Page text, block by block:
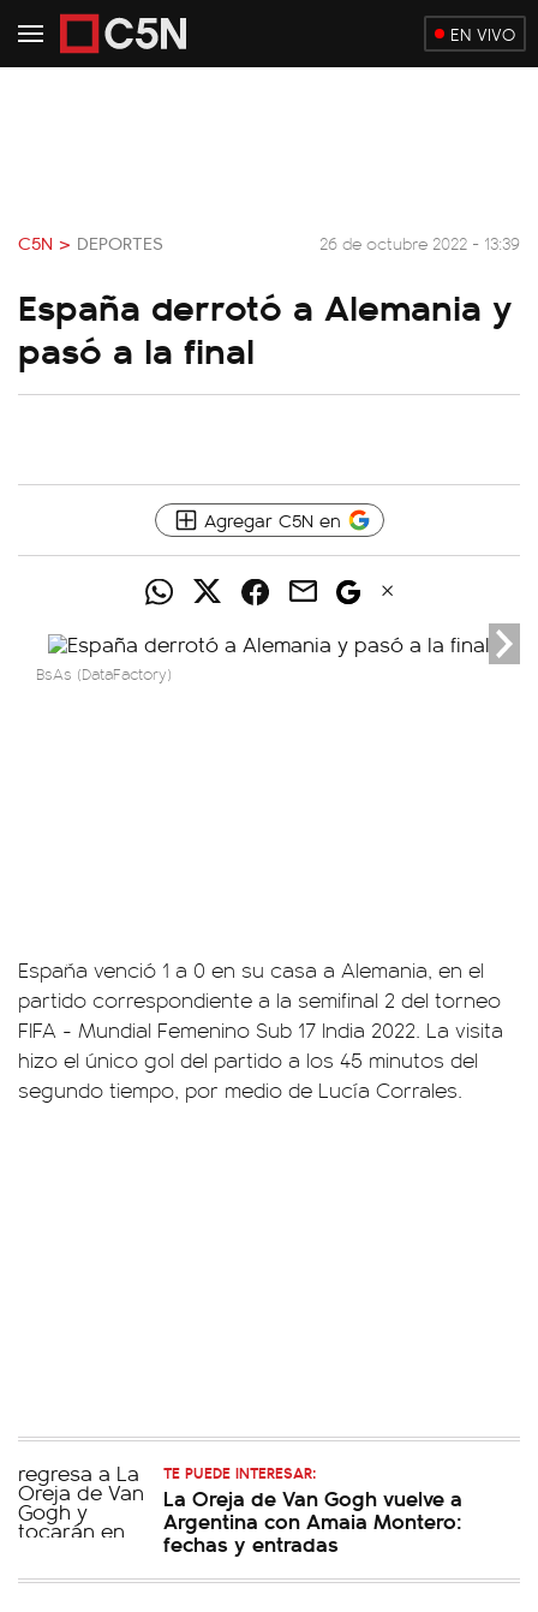
EN VIVO
C5N > DEPORTES 26 de octubre 2022 - 13:39
España derrotó a Alemania y
pasó a la final
Agregar C5N en
BsAs (DataFactory)
España venció 1 a 0 en su casa a Alemania, en el
partido correspondiente a la semifinal 2 del torneo
FIFA - Mundial Femenino Sub 17 India 2022. La visita
hizo el único gol del partido a los 45 minutos del
segundo tiempo, por medio de Lucía Corrales.
TE PUEDE INTERESAR:
La Oreja de Van Gogh vuelve a
Argentina con Amaia Montero:
fechas y entradas